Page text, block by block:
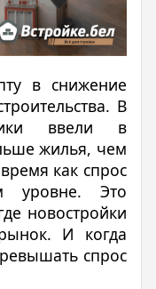
в снижение
В
ввели в
жилья, чем
как спрос
уровне. Это
новостройки
И когда
спрос